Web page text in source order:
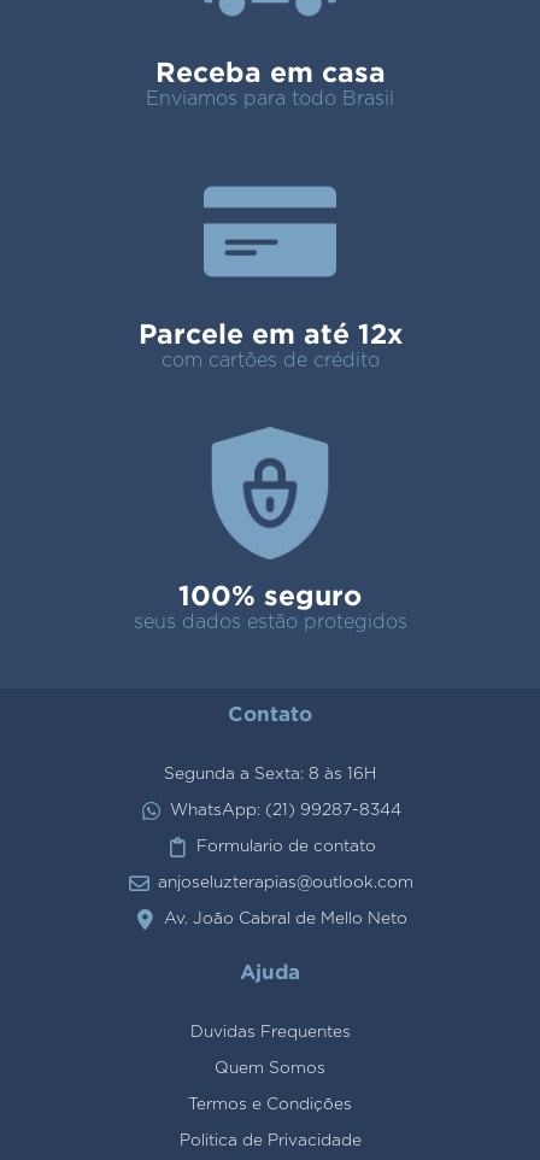
Receba em casa
Enviamos para todo Brasil
Parcele em até 12x
com cartões de crédito
100% seguro
seus dados estão protegidos
Contato
Segunda a Sexta: 8 às 16H
WhatsApp: (21) 99287-8344
Formulario de contato
anjoseluzterapias@outlook.com
Av. João Cabral de Mello Neto
Ajuda
Duvidas Frequentes
Quem Somos
Termos e Condições
Politica de Privacidade